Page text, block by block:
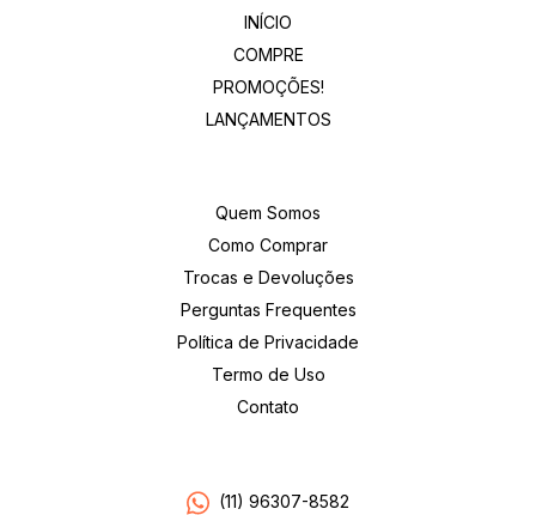
INÍCIO
COMPRE
PROMOÇÕES!
LANÇAMENTOS
Quem Somos
Como Comprar
Trocas e Devoluções
Perguntas Frequentes
Política de Privacidade
Termo de Uso
Contato
(11) 96307-8582